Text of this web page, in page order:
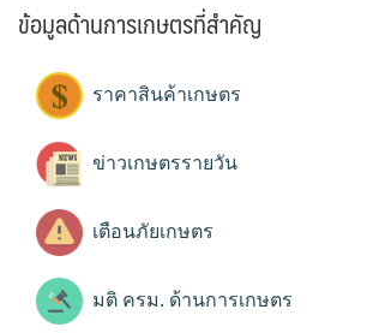
ข้อมูลด้านการเกษตรที่สำคัญ
ราคาสินค้าเกษตร
ข่าวเกษตรรายวัน
เตือนภัยเกษตร
มติ ครม. ด้านการเกษตร